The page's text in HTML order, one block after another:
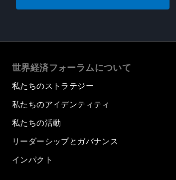
世界経済フォーラムについて
私たちのストラテジー
私たちのアイデンティティ
私たちの活動
リーダーシップとガバナンス
インパクト